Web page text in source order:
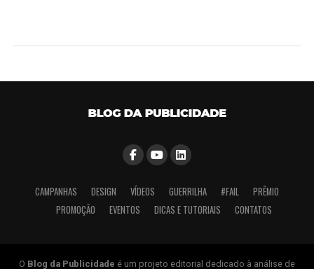
CAMPANHAS DESIGN VÍDEOS GUERRILHA #FAIL
PRÊMIO
PROMOÇÃO
EVENTOS DICAS E TUTORIAIS CONTATOS
O Blog da Publicidade é um projeto editorial dedicado à análise de